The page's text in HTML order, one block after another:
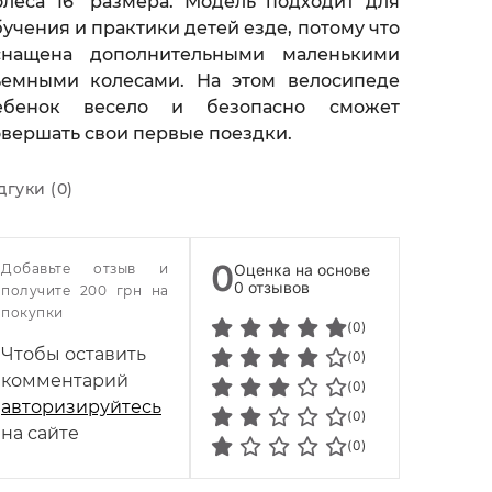
и практики детей езде, потому что
дополнительными маленькими
колесами. На этом велосипеде
весело и безопасно сможет
свои первые поездки.
(0)
Добавьте отзыв и
получите 200 грн на
покупки
Чтобы оставить
комментарий
авторизируйтесь
на сайте
0Оценка на основе
0 отзывов
(0)
(0)
(0)
(0)
(0)